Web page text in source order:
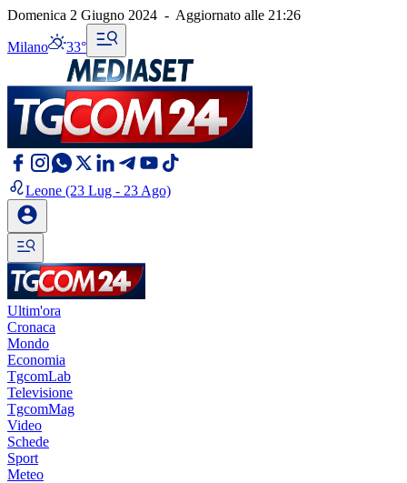
Domenica 2 Giugno 2024 - Aggiornato alle 21:26
Milano 33°
Leone (23 Lug - 23 Ago)
Ultim'ora
Cronaca
Mondo
Economia
TgcomLab
Televisione
TgcomMag
Video
Schede
Sport
Meteo